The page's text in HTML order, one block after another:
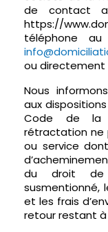
de contact
https://
téléphone
ou directement
Nous
aux dispositions
Code de la
rétractation ne
ou service
du droit de
susmentionné,
et les frais
retour restant à